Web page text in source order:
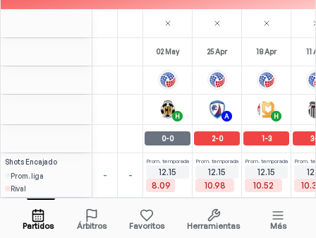
02 May 25 Apr 18 Apr 11
H A H
0-0 2-0 1-3 3
Shots Encajado
Prom. liga
Rival
- -
Prom. temporada
12.15
8.09
Prom. temporada
12.15
10.98
Prom. temporada
12.15
10.52
Prom.
E. Tezgel
ST Abrir menú
3.02
81' ST-
3 (1
ST-72'
)
90'
Partidos Árbitros Favoritos Herramientas Más